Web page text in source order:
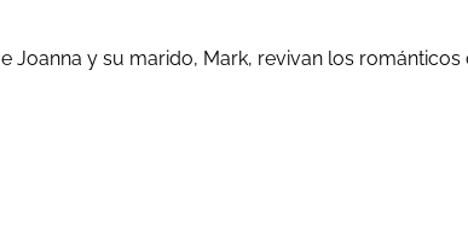
Joanna y su marido, Mark, revivan los